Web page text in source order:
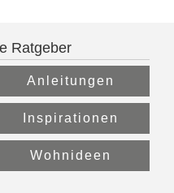
Ratgeber
Anleitungen
Inspirationen
Wohnideen